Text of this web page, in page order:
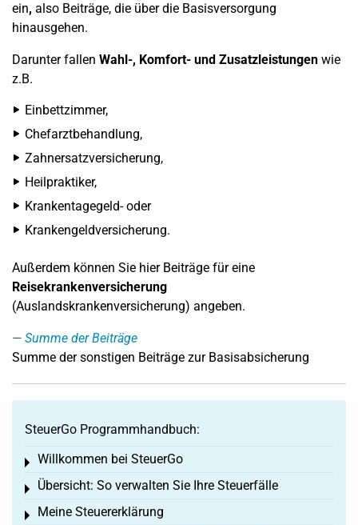
ein, also Beiträge, die über die Basisversorgung
hinausgehen.
Darunter fallen Wahl-, Komfort- und Zusatzleistungen wie
z.B.
Einbettzimmer,
Chefarztbehandlung,
Zahnersatzversicherung,
Heilpraktiker,
Krankentagegeld- oder
Krankengeldversicherung.
Außerdem können Sie hier Beiträge für eine
Reisekrankenversicherung
(Auslandskrankenversicherung) angeben.
Summe der Beiträge
Summe der sonstigen Beiträge zur Basisabsicherung
SteuerGo Programmhandbuch:
Willkommen bei SteuerGo
Toggle menu
Übersicht: So verwalten Sie Ihre Steuerfälle
Toggle menu
Meine Steuererklärung
Toggle menu